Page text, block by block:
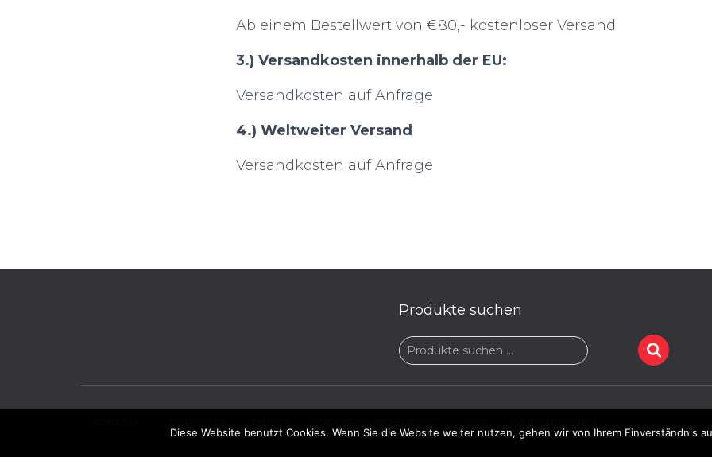
Ab einem Bestellwert von €80,- kostenloser Versand
3.) Versandkosten innerhalb der EU:
Versandkosten auf Anfrage
4.) Weltweiter Versand
Versandkosten auf Anfrage
Produkte suchen
S
u
e
n
Produkte suchen …
Diese Website benutzt Cookies. Wenn Sie die Website weiter nutzen, gehen wir von Ihrem Einverständnis